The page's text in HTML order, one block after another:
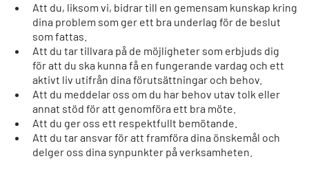
Att du, liksom vi, bidrar till en gemensam kunskap kring
dina problem som ger ett bra underlag för de beslut
som fattas.
Att du tar tillvara på de möjligheter som erbjuds dig
för att du ska kunna få en fungerande vardag och ett
aktivt liv utifrån dina förutsättningar och behov.
Att du meddelar oss om du har behov utav tolk eller
annat stöd för att genomföra ett bra möte.
Att du ger oss ett respektfullt bemötande.
Att du tar ansvar för att framföra dina önskemål och
delger oss dina synpunkter på verksamheten.